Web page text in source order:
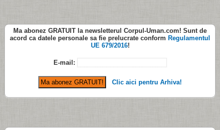
Ma abonez GRATUIT la newsletterul Corpul-Uman.com! Sunt de
acord ca datele personale sa fie prelucrate conform Regulamentul
UE 679/2016!
E-mail:
Clic aici pentru Arhiva!